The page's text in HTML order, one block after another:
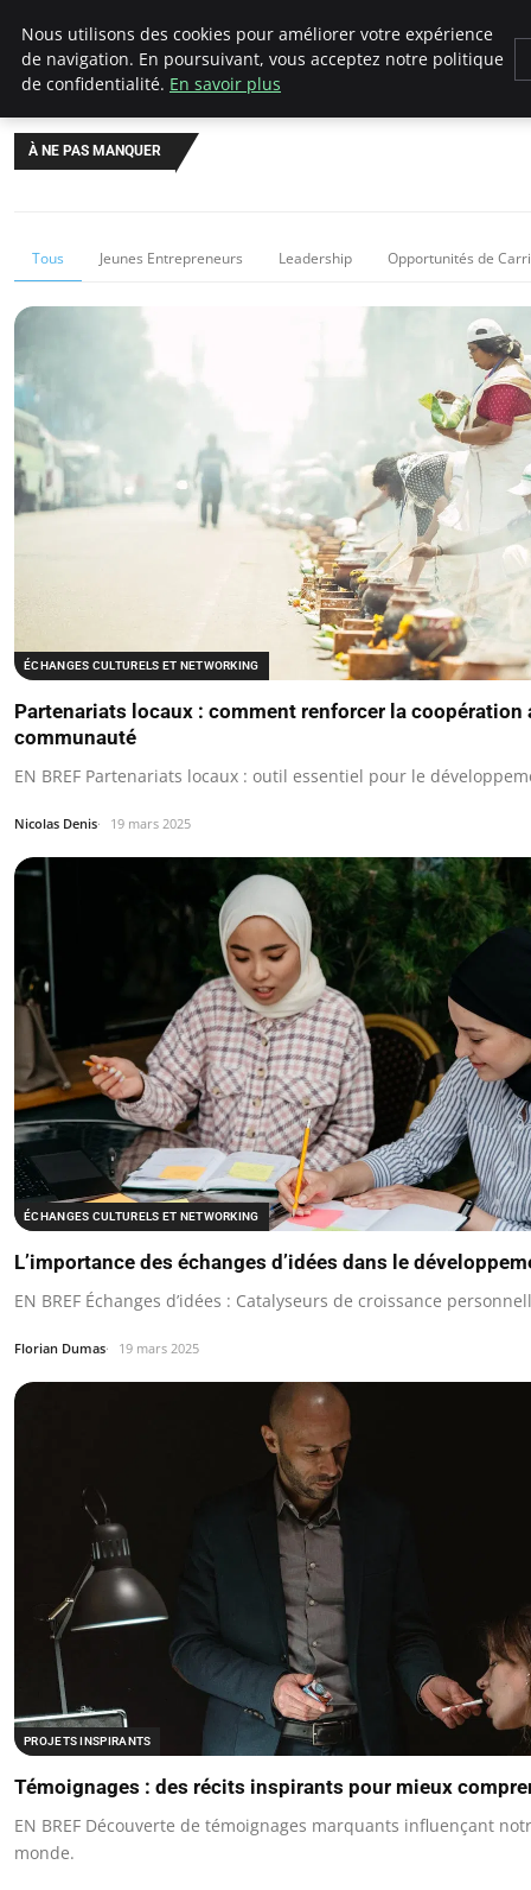
AIESEC France
À NE PAS MANQUER
Tous Jeunes Entrepreneurs Leadership Opportunités de
ÉCHANGES CULTURELS ET NETWORKING
Partenariats locaux : comment renforcer la coopération
communauté
EN BREF Partenariats locaux : outil essentiel pour le
Nicolas Denis 19 mars 2025
ÉCHANGES CULTURELS ET NETWORKING
L’importance des échanges d’idées dans le
EN BREF Échanges d’idées : Catalyseurs de croissance
Florian Dumas 19 mars 2025
PROJETS INSPIRANTS
Témoignages : des récits inspirants pour mieux
EN BREF Découverte de témoignages marquants influençant
monde.
Nous utilisons des cookies pour améliorer votre expérience
de navigation. En poursuivant, vous acceptez notre politique
de confidentialité. En savoir plus